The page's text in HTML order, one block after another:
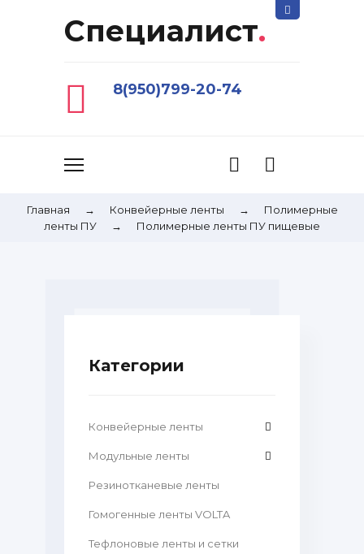
Специалист.
8(950)799-20-74
Главная → Конвейерные ленты →
Полимерные
ленты ПУ
→ Полимерные ленты ПУ пищевые
Категории
Конвейерные ленты
Модульные ленты
Резинотканевые ленты
Гомогенные ленты VOLTA
Тефлоновые ленты и сетки